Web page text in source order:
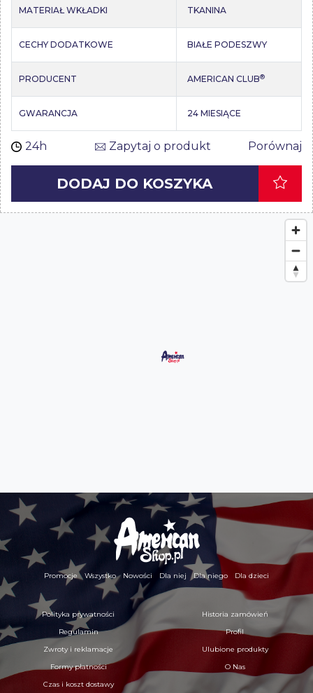
MATERIAŁ WKŁADKI TKANINA
CECHY DODATKOWE BIAŁE PODESZWY
PRODUCENT AMERICAN CLUB®
GWARANCJA 24 MIESIĄCE
24h Zapytaj o produkt Porównaj
DODAJ DO KOSZYKA
Promocje Wszystko Nowości Dla niej Dla niego Dla dzieci
Polityka prywatności
Regulamin
Zwroty i reklamacje
Historia zamówień
Profil
Ulubione produkty
Formy płatności
Czas i koszt dostawy
O Nas